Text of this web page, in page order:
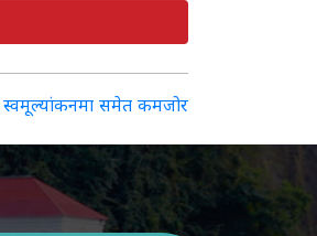
स्वमूल्यांकनमा समेत कमजोर